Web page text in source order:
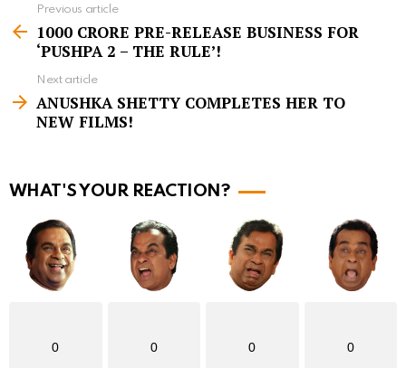
e
m
e
Previous article
1000 CRORE PRE-RELEASE BUSINESS FOR
‘PUSHPA 2 – THE RULE’!
Next article
ANUSHKA SHETTY COMPLETES HER TO
NEW FILMS!
WHAT'S YOUR REACTION?
0 0 0 0